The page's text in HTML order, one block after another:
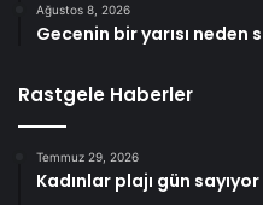
Ağustos 8, 2026
Gecenin bir yarısı neden
Rastgele Haberler
Temmuz 29, 2026
Kadınlar plajı gün sayıyor